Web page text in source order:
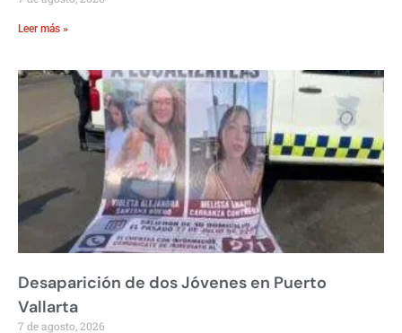
Leer más »
Desaparición de dos Jóvenes en Puerto
Vallarta
7 de agosto, 2026